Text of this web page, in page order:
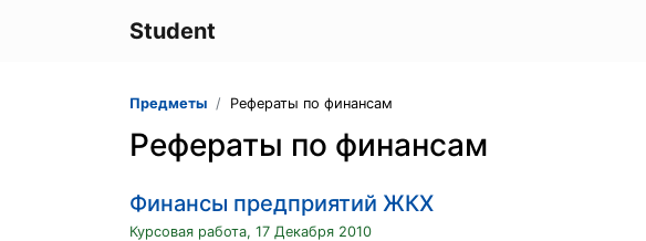
Student
Предметы Рефераты по финансам
Рефераты по финансам
Финансы предприятий ЖКХ
Курсовая работа, 17 Декабря 2010